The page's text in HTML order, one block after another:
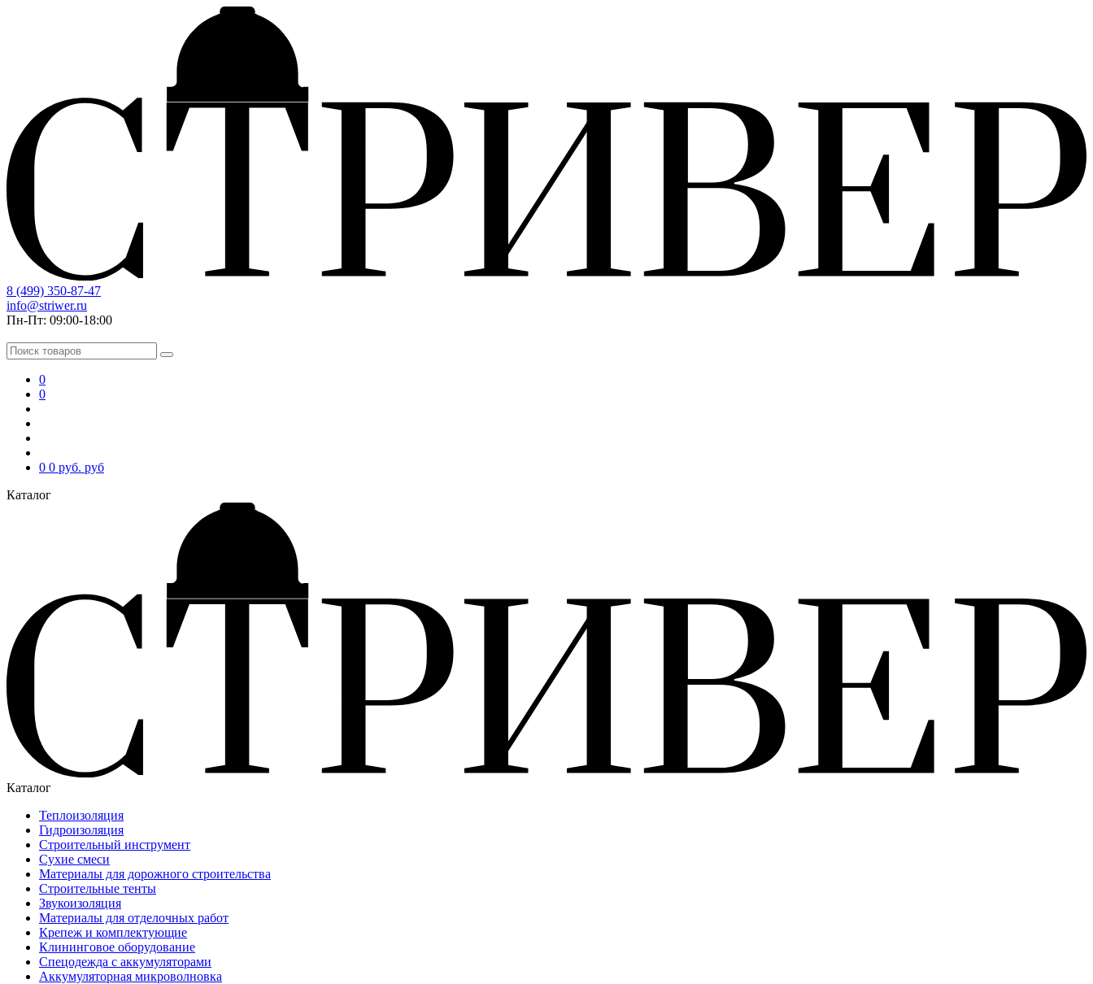
8 (499) 350-87-47
info@striwer.ru
Пн-Пт: 09:00-18:00
0
0
0 0 руб. руб
Каталог
Каталог
Теплоизоляция
Гидроизоляция
Строительный инструмент
Сухие смеси
Материалы для дорожного строительства
Строительные тенты
Звукоизоляция
Материалы для отделочных работ
Крепеж и комплектующие
Клининговое оборудование
Спецодежда с аккумуляторами
Аккумуляторная микроволновка